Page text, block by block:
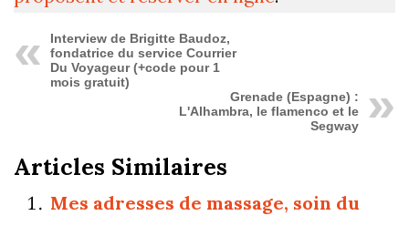
Interview de Brigitte Baudoz,
fondatrice du service Courrier
Du Voyageur (+code pour 1
mois gratuit)
Grenade (Espagne) :
L'Alhambra, le flamenco et le
Segway
Articles Similaires
Mes adresses de massage, soin du